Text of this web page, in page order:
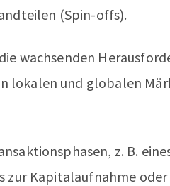
(Spin-offs).
wachsenden
lokalen und globalen
z. B.
zur Kapitalaufnahme